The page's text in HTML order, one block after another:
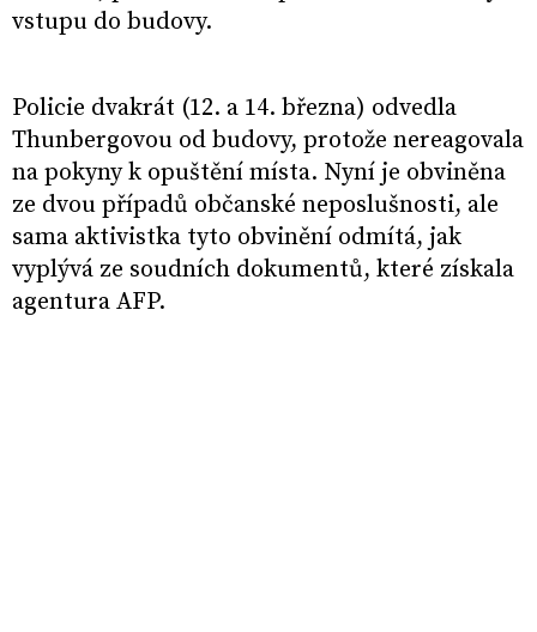
vstupu do budovy.
Policie dvakrát (12. a 14. března) odvedla
Thunbergovou od budovy, protože nereagovala
na pokyny k opuštění místa. Nyní je obviněna
ze dvou případů občanské neposlušnosti, ale
sama aktivistka tyto obvinění odmítá, jak
vyplývá ze soudních dokumentů, které získala
agentura AFP.